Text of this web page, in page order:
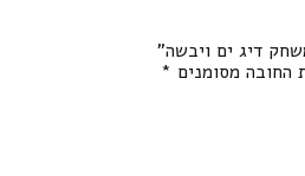
דיג ים ויבשה”
החובה מסומנים *